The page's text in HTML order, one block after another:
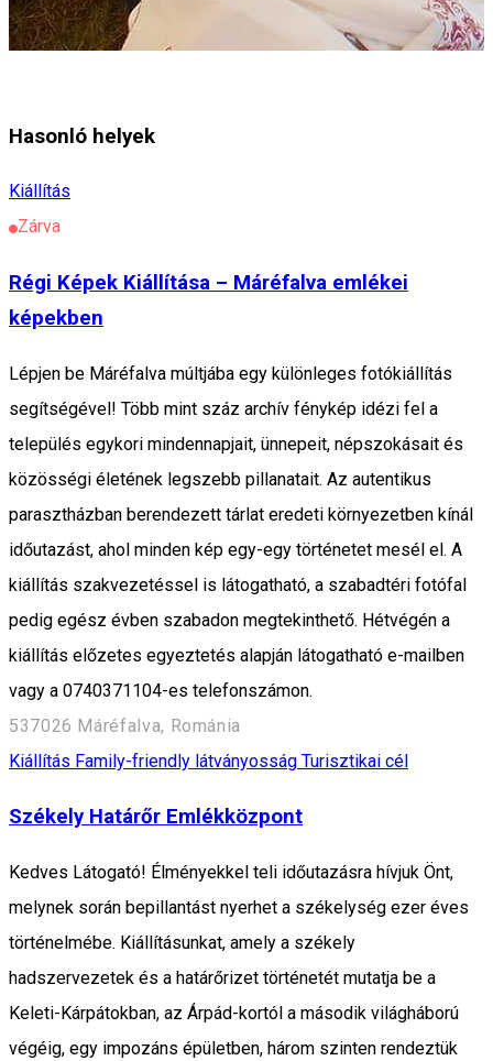
Hasonló helyek
Kiállítás
Zárva
Régi Képek Kiállítása – Máréfalva emlékei
képekben
Lépjen be Máréfalva múltjába egy különleges fotókiállítás
segítségével! Több mint száz archív fénykép idézi fel a
település egykori mindennapjait, ünnepeit, népszokásait és
közösségi életének legszebb pillanatait. Az autentikus
parasztházban berendezett tárlat eredeti környezetben kínál
időutazást, ahol minden kép egy-egy történetet mesél el. A
kiállítás szakvezetéssel is látogatható, a szabadtéri fotófal
pedig egész évben szabadon megtekinthető. Hétvégén a
kiállítás előzetes egyeztetés alapján látogatható e-mailben
vagy a 0740371104-es telefonszámon.
537026 Máréfalva, Románia
Kiállítás Family-friendly látványosság Turisztikai cél
Székely Határőr Emlékközpont
Kedves Látogató! Élményekkel teli időutazásra hívjuk Önt,
melynek során bepillantást nyerhet a székelység ezer éves
történelmébe. Kiállításunkat, amely a székely
hadszervezetek és a határőrizet történetét mutatja be a
Keleti-Kárpátokban, az Árpád-kortól a második világháború
végéig, egy impozáns épületben, három szinten rendeztük